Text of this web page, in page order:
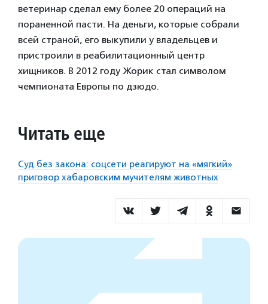
ветеринар сделал ему более 20 операций на
пораненной пасти. На деньги, которые собрали
всей страной, его выкупили у владельцев и
пристроили в реабилитационный центр
хищников. В 2012 году Жорик стал символом
чемпионата Европы по дзюдо.
Читать еще
Суд без закона: соцсети реагируют на «мягкий»
приговор хабаровским мучителям животных